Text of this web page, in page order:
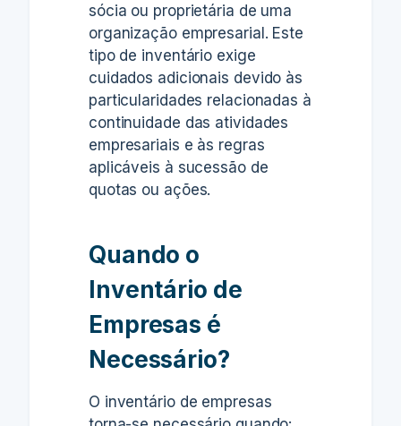
sócia ou proprietária de uma
organização empresarial. Este
tipo de inventário exige
cuidados adicionais devido às
particularidades relacionadas à
continuidade das atividades
empresariais e às regras
aplicáveis à sucessão de
quotas ou ações.
Quando o
Inventário de
Empresas é
Necessário?
O inventário de empresas